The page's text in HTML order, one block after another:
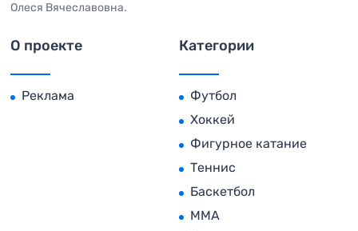
Олеся Вячеславовна.
О проекте
Реклама
Категории
Футбол
Хоккей
Фигурное катание
Теннис
Баскетбол
MMA